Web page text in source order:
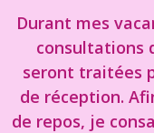
Durant mes
consultations
seront traitées
de réception.
de repos, je